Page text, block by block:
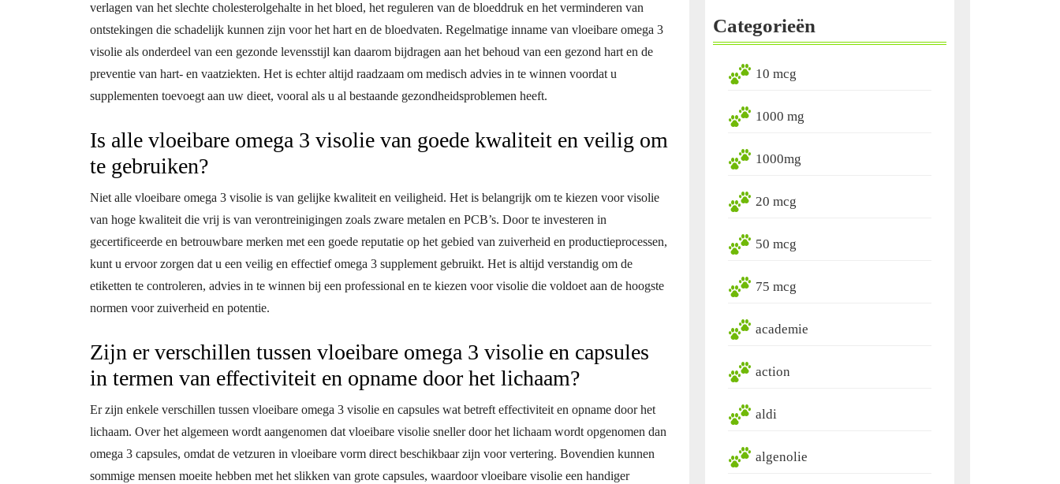
verlagen van het slechte cholesterolgehalte in het bloed, het reguleren van de bloeddruk en het verminderen van
ontstekingen die schadelijk kunnen zijn voor het hart en de bloedvaten. Regelmatige inname van vloeibare omega 3
visolie als onderdeel van een gezonde levensstijl kan daarom bijdragen aan het behoud van een gezond hart en de
preventie van hart- en vaatziekten. Het is echter altijd raadzaam om medisch advies in te winnen voordat u
supplementen toevoegt aan uw dieet, vooral als u al bestaande gezondheidsproblemen heeft.
Is alle vloeibare omega 3 visolie van goede kwaliteit en veilig om
te gebruiken?
Niet alle vloeibare omega 3 visolie is van gelijke kwaliteit en veiligheid. Het is belangrijk om te kiezen voor visolie
van hoge kwaliteit die vrij is van verontreinigingen zoals zware metalen en PCB’s. Door te investeren in
gecertificeerde en betrouwbare merken met een goede reputatie op het gebied van zuiverheid en productieprocessen,
kunt u ervoor zorgen dat u een veilig en effectief omega 3 supplement gebruikt. Het is altijd verstandig om de
etiketten te controleren, advies in te winnen bij een professional en te kiezen voor visolie die voldoet aan de hoogste
normen voor zuiverheid en potentie.
Zijn er verschillen tussen vloeibare omega 3 visolie en capsules
in termen van effectiviteit en opname door het lichaam?
Er zijn enkele verschillen tussen vloeibare omega 3 visolie en capsules wat betreft effectiviteit en opname door het
lichaam. Over het algemeen wordt aangenomen dat vloeibare visolie sneller door het lichaam wordt opgenomen dan
omega 3 capsules, omdat de vetzuren in vloeibare vorm direct beschikbaar zijn voor vertering. Bovendien kunnen
sommige mensen moeite hebben met het slikken van grote capsules, waardoor vloeibare visolie een handiger
Categorieën
10 mcg
1000 mg
1000mg
20 mcg
50 mcg
75 mcg
academie
action
aldi
algenolie